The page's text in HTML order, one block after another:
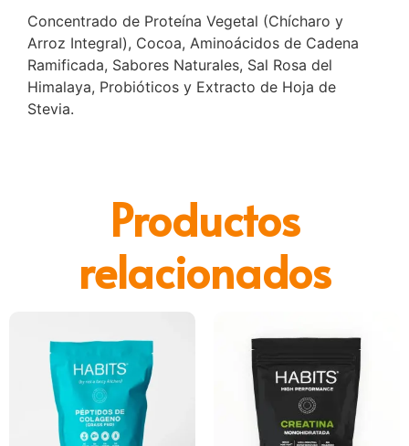
Concentrado de Proteína Vegetal (Chícharo y
Arroz Integral), Cocoa, Aminoácidos de Cadena
Ramificada, Sabores Naturales, Sal Rosa del
Himalaya, Probióticos y Extracto de Hoja de
Stevia.
Productos
relacionados